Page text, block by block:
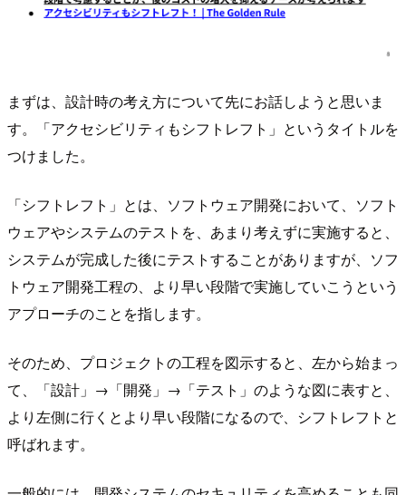
まずは、設計時の考え方について先にお話しようと思いま
す。「アクセシビリティもシフトレフト」というタイトルを
つけました。
「シフトレフト」とは、ソフトウェア開発において、ソフト
ウェアやシステムのテストを、あまり考えずに実施すると、
システムが完成した後にテストすることがありますが、ソフ
トウェア開発工程の、より早い段階で実施していこうという
アプローチのことを指します。
そのため、プロジェクトの工程を図示すると、左から始まっ
て、「設計」→「開発」→「テスト」のような図に表すと、
より左側に行くとより早い段階になるので、シフトレフトと
呼ばれます。